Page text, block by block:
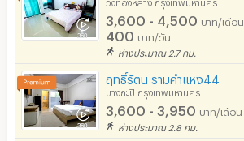
3,600 - 4,500 บาท/เดือน
400 บาท/วัน
ห่างประมาณ 2.7 กม.
ฤทธิ์รัตน รามคำแหง44
บางกะปิ กรุงเทพมหานคร
3,600 - 3,950 บาท/เดือน
ห่างประมาณ 2.8 กม.